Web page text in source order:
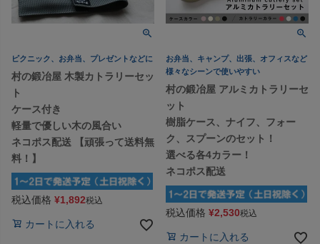
ピクニック、お弁当、プレゼントなどに
村の鍛冶屋 木製カトラリーセッ
ト
ケース付き
軽量で優しい木の風合い
ネコポス配送 【頑張って送料無
料！】
税込価格 ¥1,892税込
カートに入れる
お弁当、キャンプ、出張、オフィスなど
様々なシーンで使いやすい
村の鍛冶屋 アルミカトラリーセ
ット
樹脂ケース、ナイフ、フォー
ク、スプーンのセット！
選べる各4カラー！
ネコポス配送
税込価格 ¥2,530税込
カートに入れる